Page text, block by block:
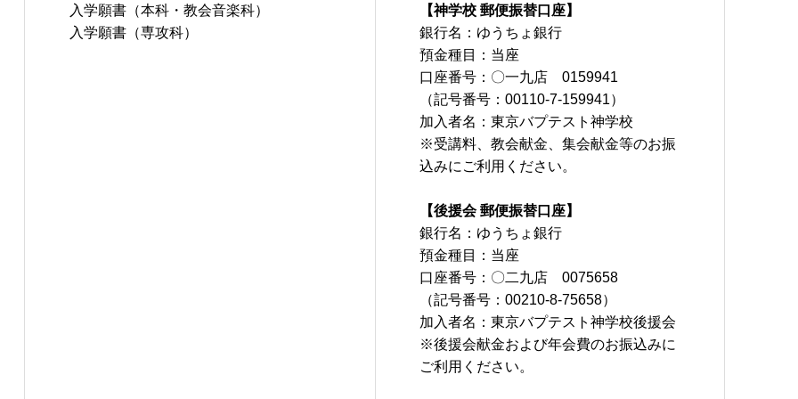
入学願書（本科・教会音楽科）
入学願書（専攻科）
【神学校 郵便振替口座】
銀行名：ゆうちょ銀行
預金種目：当座
口座番号：〇一九店 0159941
（記号番号：00110-7-159941）
加入者名：東京バプテスト神学校
※受講料、教会献金、集会献金等のお振
込みにご利用ください。
【後援会 郵便振替口座】
銀行名：ゆうちょ銀行
預金種目：当座
口座番号：〇二九店 0075658
（記号番号：00210-8-75658）
加入者名：東京バプテスト神学校後援会
※後援会献金および年会費のお振込みに
ご利用ください。